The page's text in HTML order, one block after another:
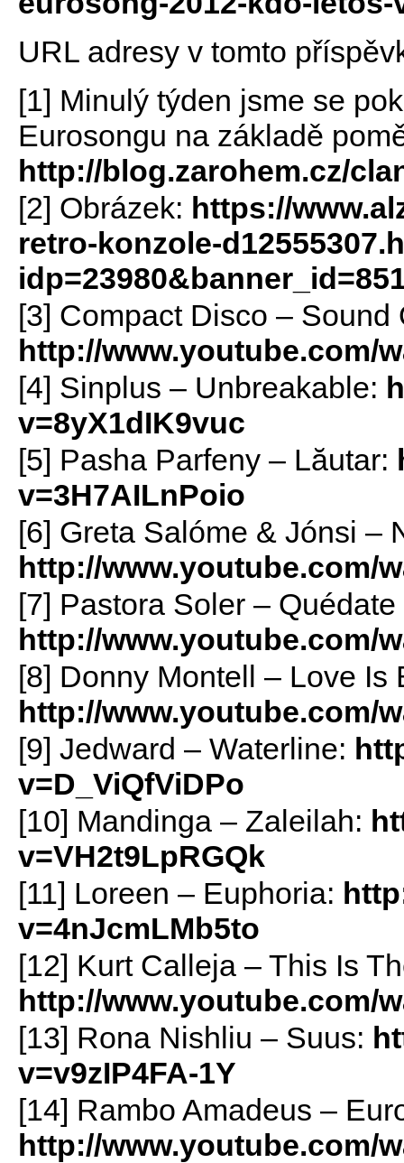
URL adresy v tomto
[1] Minulý týden jsme se
Eurosongu na základě
http://blog.zarohem.cz/
[2] Obrázek: https://
retro-konzole-
[3] Compact Disco – Sound
http://www.youtube.com/
[4] Sinplus – Unbreakable:
v=8yX1dIK9vuc
[5] Pasha Parfeny – Lăutar:
v=3H7AILnPoio
[6] Greta Salóme & Jónsi –
http://www.youtube.com/
[7] Pastora Soler –
http://www.youtube.com/
[8] Donny Montell – Love Is
http://www.youtube.com/
[9] Jedward – Waterline:
v=D_ViQfViDPo
[10] Mandinga – Zaleilah:
v=VH2t9LpRGQk
[11] Loreen – Euphoria:
v=4nJcmLMb5to
[12] Kurt Calleja – This Is
http://www.youtube.com/
[13] Rona Nishliu – Suus:
v=v9zIP4FA-1Y
[14] Rambo Amadeus –
http://www.youtube.com/